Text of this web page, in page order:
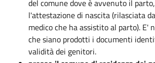
del comune dove è avvenuto il
l'attestazione di nascita (rilasciata
medico che ha assistito al parto). E'
che siano prodotti i documenti
validità dei genitori.